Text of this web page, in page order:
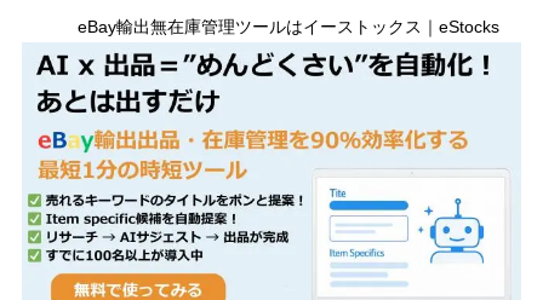
eBay輸出無在庫管理ツールはイーストックス｜eStocks